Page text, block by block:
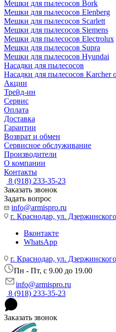
Мешки для пылесосов Bork
Мешки для пылесосов Elenberg
Мешки для пылесосов Scarlett
Мешки для пылесосов Siemens
Мешки для пылесосов Electrolux
Мешки для пылесосов Supra
Мешки для пылесосов Hyundai
Насадки для пылесосов
Насадки для пылесосов Karcher
Акции
Трейд-ин
Сервис
Оплата
Доставка
Гарантии
Возврат и обмен
Сервисное обслуживание
Производители
О компании
Контакты
8 (918) 233-35-23
Заказать звонок
Задать вопрос
info@armispro.ru
г. Краснодар, ул.
Вконтакте
WhatsApp
г. Краснодар, ул.
Пн - Пт, c 9.00 до 19.00
info@armispro.ru
8 (918) 233-35-23
Заказать звонок